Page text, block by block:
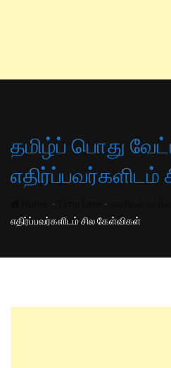
தமிழ்ப் பொது
எதிர்ப்பவர்களிடம்
- -
எதிர்ப்பவர்களிடம் சில கேள்விகள்